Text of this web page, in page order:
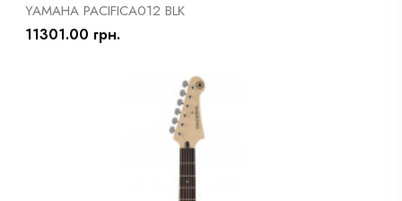
YAMAHA PACIFICA012 BLK
11301.00 грн.